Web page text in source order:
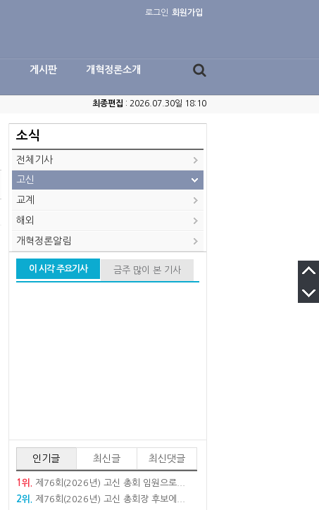
로그인 회원가입
게시판 개혁정론소개
최종편집 : 2026.07.30일 18:10
소식
전체기사
고신
교계
해외
개혁정론알림
이 시각 주요기사 금주 많이 본 기사
인기글 최신글 최신댓글
1위.
제76회(2026년) 고신 총회 임원으로...
2위.
제76회(2026년) 고신 총회장 후보에...